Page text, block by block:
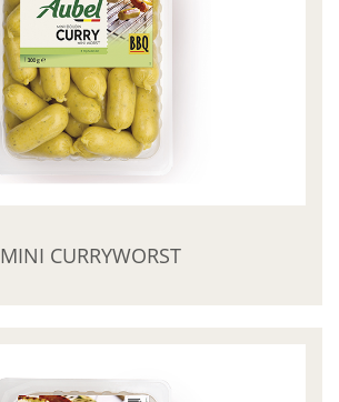
MINI CURRYWORST